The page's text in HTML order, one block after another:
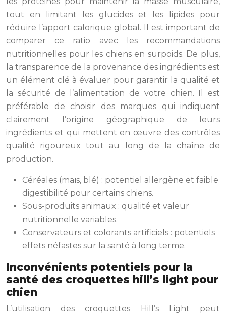
tout en limitant les glucides et les lipides pour
réduire l’apport calorique global. Il est important de
comparer ce ratio avec les recommandations
nutritionnelles pour les chiens en surpoids. De plus,
la transparence de la provenance des ingrédients est
un élément clé à évaluer pour garantir la qualité et
la sécurité de l’alimentation de votre chien. Il est
préférable de choisir des marques qui indiquent
clairement l’origine géographique de leurs
ingrédients et qui mettent en œuvre des contrôles
qualité rigoureux tout au long de la chaîne de
production.
Céréales (maïs, blé) : potentiel allergène et faible
digestibilité pour certains chiens.
Sous-produits animaux : qualité et valeur
nutritionnelle variables.
Conservateurs et colorants artificiels : potentiels
effets néfastes sur la santé à long terme.
Inconvénients potentiels pour la
santé des croquettes hill’s light pour
chien
L’utilisation des croquettes Hill’s Light peut